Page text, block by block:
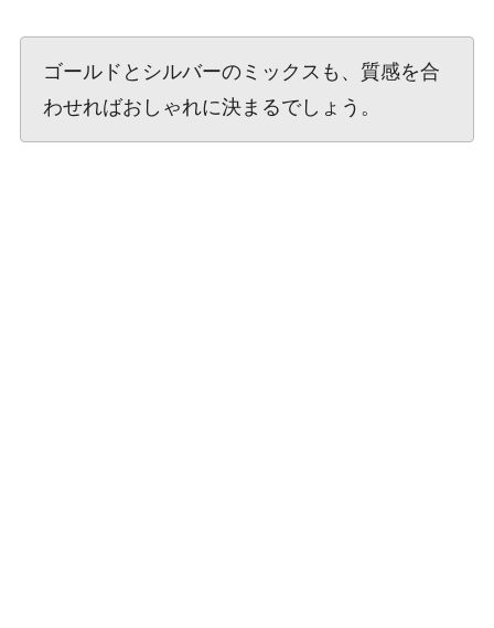
ゴールドとシルバーのミックスも、質感を合
わせればおしゃれに決まるでしょう。